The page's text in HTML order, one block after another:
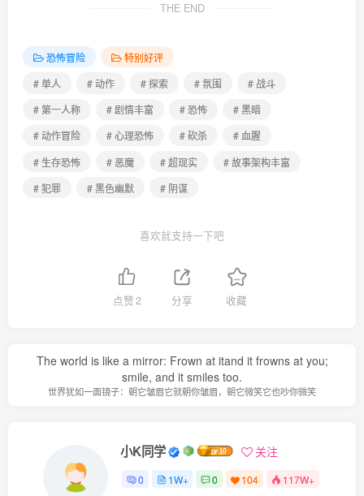
THE END
恐怖冒险
特别好评
# 单人
# 动作 # 探索 # 氛围
# 战斗
# 第一人称
# 剧情丰富 # 恐怖
# 黑暗
# 动作冒险
# 心理恐怖 # 砍杀
# 血腥
# 生存恐怖
# 恶魔 # 超现实
# 故事架构丰富
# 犯罪
# 黑色幽默 # 阴谋
喜欢就支持一下吧
点赞2 分享 收藏
The world is like a mirror: Frown at itand it frowns at you;
smile, and it smiles too.
世界犹如一面镜子：朝它皱眉它就朝你皱眉，朝它微笑它也吵你微笑
小K同学 关注
0 1W+ 0 104 117W+